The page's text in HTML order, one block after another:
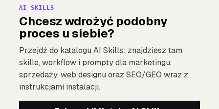
AI SKILLS
Chcesz wdrożyć podobny
proces u siebie?
Przejdź do katalogu AI Skills: znajdziesz tam
skille, workflow i prompty dla marketingu,
sprzedaży, web designu oraz SEO/GEO wraz z
instrukcjami instalacji.